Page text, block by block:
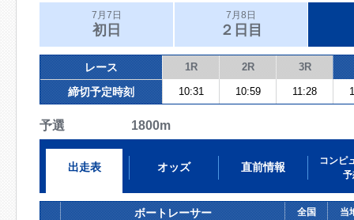
7月7日
初日
7月8日
２日目
レース 1R 2R 3R
締切予定時刻 10:31 10:59 11:28
予選 1800m
出走表 オッズ 直前情報
コンピ
予
ボートレーサー 全国 当